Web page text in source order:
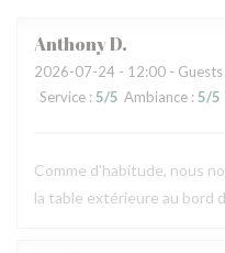
AnthonyD
2026-07-24 - 12:00 - Guests
Service : 5/5 Ambiance : 5/5
Comme d'habitude, nous
la table extérieure au bord